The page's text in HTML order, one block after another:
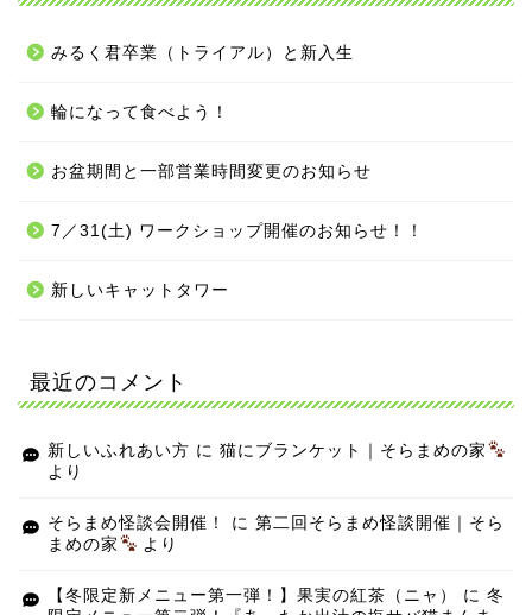
みるく君卒業（トライアル）と新入生
輪になって食べよう！
お盆期間と一部営業時間変更のお知らせ
7／31(土) ワークショップ開催のお知らせ！！
新しいキャットタワー
最近のコメント
新しいふれあい方 に 猫にブランケット｜そらまめの家
より
そらまめ怪談会開催！ に 第二回そらまめ怪談開催｜そら
まめの家
より
【冬限定新メニュー第一弾！】果実の紅茶（ニャ） に 冬